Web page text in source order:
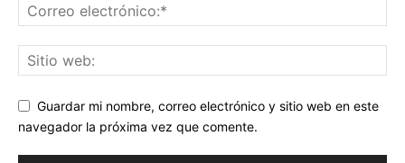
Guardar mi nombre, correo electrónico y sitio web en este
navegador la próxima vez que comente.